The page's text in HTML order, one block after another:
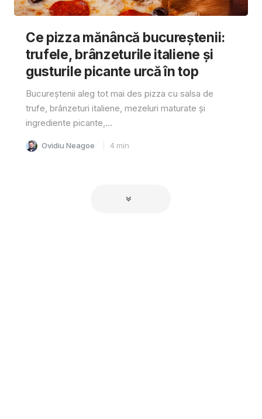
Ce pizza mănâncă bucureștenii:
trufele, brânzeturile italiene și
gusturile picante urcă în top
Bucureștenii aleg tot mai des pizza cu salsa de
trufe, brânzeturi italiene, mezeluri maturate și
ingrediente picante,...
Ovidiu Neagoe 4 min